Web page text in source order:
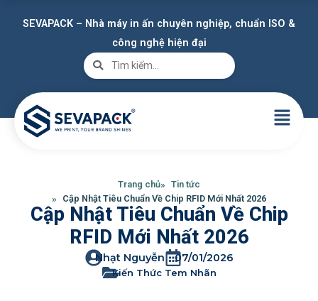
SEVAPACK – Nhà máy in ấn chuyên nghiệp, chuẩn ISO &
công nghệ hiện đại
Trang chủ
Tin tức
Cập Nhật Tiêu Chuẩn Về Chip RFID Mới Nhất 2026
Cập Nhật Tiêu Chuẩn Về Chip
RFID Mới Nhất 2026
Nhạt Nguyễn 07/01/2026
Kiến Thức Tem Nhãn